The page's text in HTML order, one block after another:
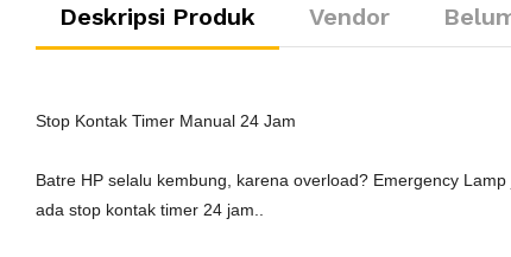
Deskripsi Produk Vendor
Stop Kontak Timer Manual 24 Jam
Batre HP selalu kembung, karena overload? Emergency
ada stop kontak timer 24 jam..